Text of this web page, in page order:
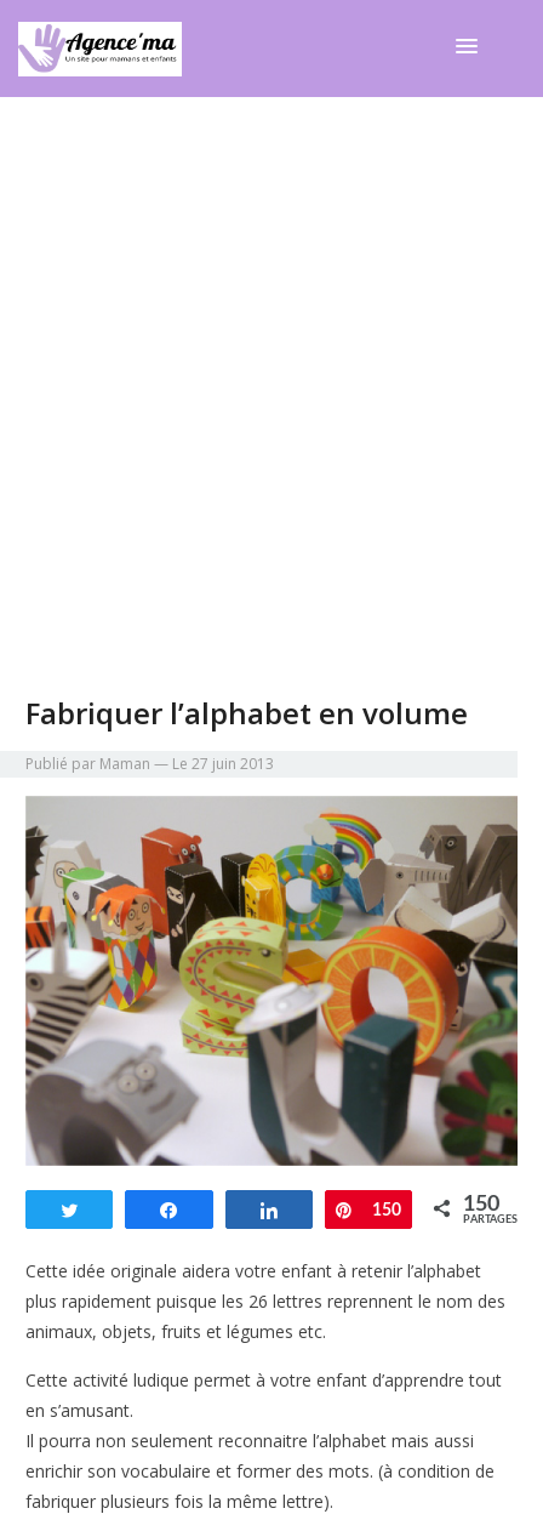
Fabriquer l’alphabet en volume
Publié par Maman — Le 27 juin 2013
Partagez Enregistrer
150 150
PARTAGES
Cette idée originale aidera votre enfant à retenir l’alphabet
plus rapidement puisque les 26 lettres reprennent le nom des
animaux, objets, fruits et légumes etc.
Cette activité ludique permet à votre enfant d’apprendre tout
en s’amusant.
Il pourra non seulement reconnaitre l’alphabet mais aussi
enrichir son vocabulaire et former des mots. (à condition de
fabriquer plusieurs fois la même lettre).